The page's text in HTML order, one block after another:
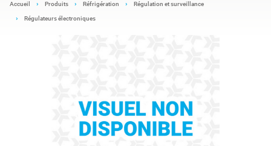
Accueil Produits Réfrigération Régulation et surveillance
Régulateurs électroniques